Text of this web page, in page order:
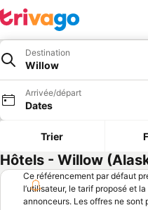
Destination
Willow
Arrivée/départ
Dates
Trier
Hôtels - Willow
Ce référencement par défaut
l’utilisateur, le tarif proposé et
annonceurs. Les offres ne sont